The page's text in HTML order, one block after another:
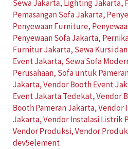
Sewa Jakarta, Lighting Jakarta,
Pemasangan Sofa Jakarta,
Penyewaan Furniture,
Penyewaan Sofa Jakarta,
Furnitur Jakarta, Sewa Kursi
Event Jakarta, Sewa Sofa
Perusahaan, Sofa untuk
Jakarta,Vendor Booth Event
Event Jakarta Tedekat,Vendor
Booth Pameran Jakarta,Vendor
Jakarta,Vendor Instalasi Listrik
Vendor Produksi,Vendor
dev5element